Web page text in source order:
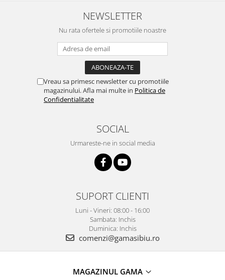
NEWSLETTER
Nu rata ofertele si promotiile noastre
Vreau sa primesc newsletter cu promotiile
magazinului. Afla mai multe in Politica de
Confidentialitate
SOCIAL
Urmareste-ne in social media
SUPORT CLIENTI
Luni - Vineri: 08:00 - 16:00
Sambata: Inchis
Duminica: Inchis
comenzi@gamasibiu.ro
MAGAZINUL GAMA